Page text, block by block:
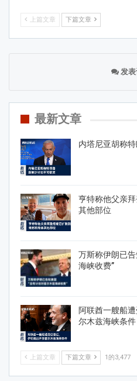
上篇文章 下篇文章
发
最新文章
内塔尼亚胡称
亨特称他父亲
其他部位
万斯称伊朗已
海峡收费”
阿联酋一艘船
尔木兹海峡条件
上篇文章 下篇文章 1的3,477